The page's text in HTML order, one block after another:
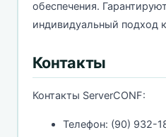
обеспечения.
индивидуальный подход
Контакты
Контакты ServerCONF:
Телефон: (90) 932-